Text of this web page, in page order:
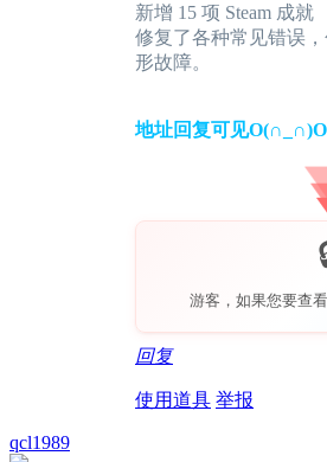
新增 15 项 Steam 成就
修复了各种常见错误
形故障。
地址回复可见O(∩_∩)O
游客，如果您要查
回复
使用道具 举报
qcl1989